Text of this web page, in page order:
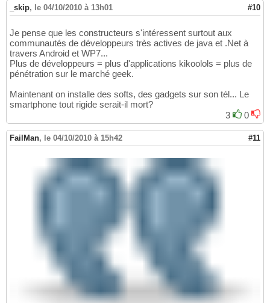
_skip, le 04/10/2010 à 13h01 #10
Je pense que les constructeurs s'intéressent surtout aux
communautés de développeurs très actives de java et .Net à
travers Android et WP7...
Plus de développeurs = plus d'applications kikoolols = plus de
pénétration sur le marché geek.
Maintenant on installe des softs, des gadgets sur son tél... Le
smartphone tout rigide serait-il mort?
3
0
FailMan, le 04/10/2010 à 15h42 #11